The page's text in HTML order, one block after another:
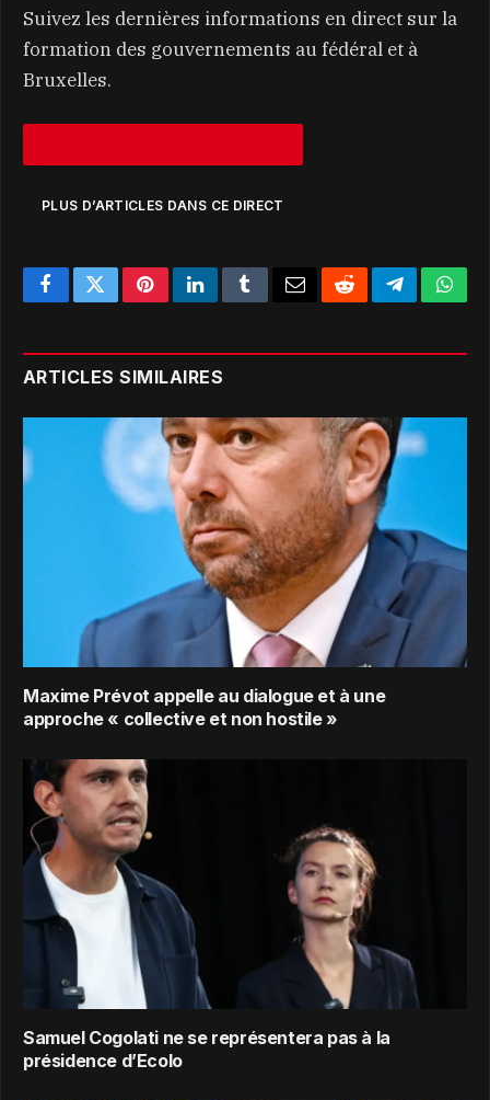
Suivez les dernières informations en direct sur la
formation des gouvernements au fédéral et à
Bruxelles.
PLUS D’ARTICLES DANS CE DIRECT
FacebookTwitterPinterestLinkedInTumblrEmailRedditTelegram
ARTICLES SIMILAIRES
Maxime Prévot appelle au dialogue et à une
approche « collective et non hostile »
Samuel Cogolati ne se représentera pas à la
présidence d’Ecolo